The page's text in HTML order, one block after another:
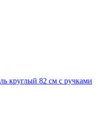
круглый 82 см с ручками